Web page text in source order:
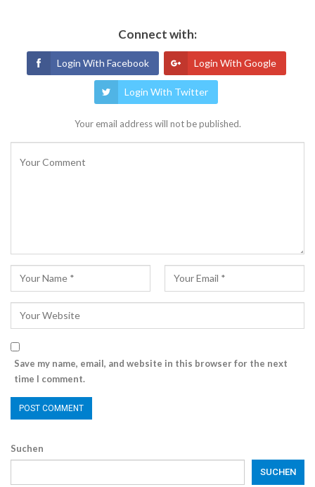
Connect with:
Login With Facebook Login With Google
Login With Twitter
Your email address will not be published.
Save my name, email, and website in this browser for the next
time I comment.
Suchen
SUCHEN